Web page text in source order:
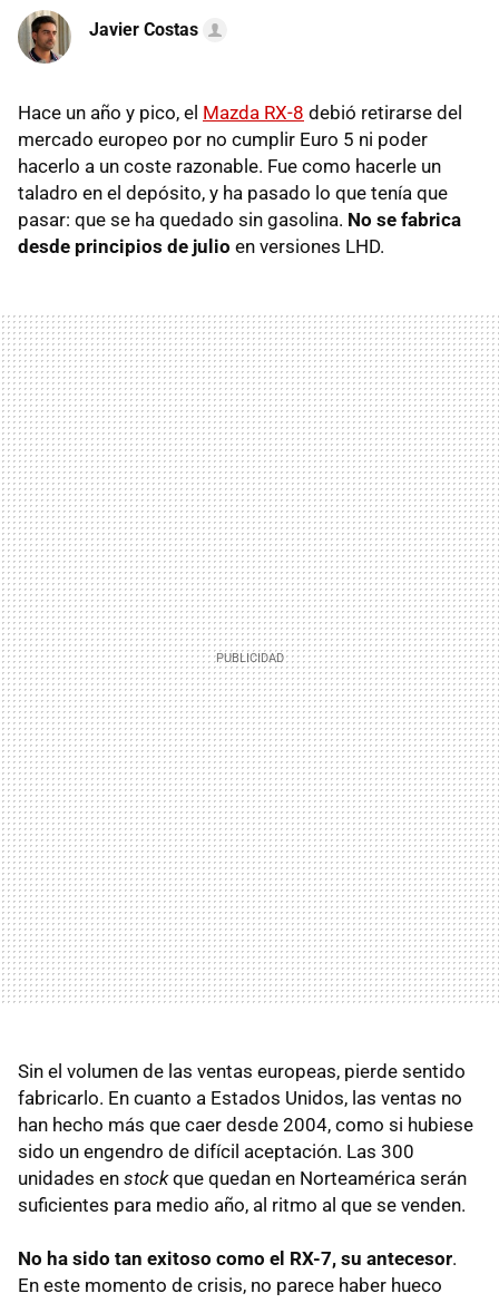
Javier Costas
Hace un año y pico, el Mazda RX-8 debió retirarse del
mercado europeo por no cumplir Euro 5 ni poder
hacerlo a un coste razonable. Fue como hacerle un
taladro en el depósito, y ha pasado lo que tenía que
pasar: que se ha quedado sin gasolina. No se fabrica
desde principios de julio en versiones LHD.
Sin el volumen de las ventas europeas, pierde sentido
fabricarlo. En cuanto a Estados Unidos, las ventas no
han hecho más que caer desde 2004, como si hubiese
sido un engendro de difícil aceptación. Las 300
unidades en stockque quedan en Norteamérica serán
suficientes para medio año, al ritmo al que se venden.
No ha sido tan exitoso como el RX-7, su antecesor.
En este momento de crisis, no parece haber hueco